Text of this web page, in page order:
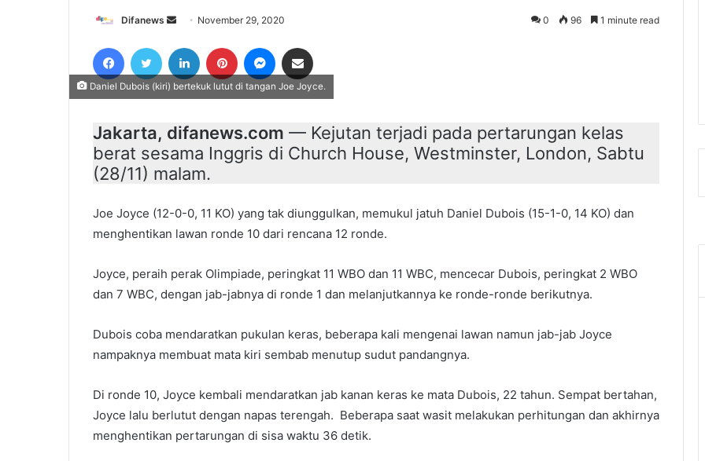
Difanews
Send
email
November 29, 2020 0 96 1 minute read
FacebookTwitter LinkedIn Pinterest Messenger
Daniel Dubois (kiri) bertekuk lutut di tangan Joe Joyce.
Jakarta, difanews.com — Kejutan terjadi pada pertarungan kelas
berat sesama Inggris di Church House, Westminster, London, Sabtu
(28/11) malam.
Joe Joyce (12-0-0, 11 KO) yang tak diunggulkan, memukul jatuh Daniel Dubois (15-1-0, 14 KO) dan
menghentikan lawan ronde 10 dari rencana 12 ronde.
Joyce, peraih perak Olimpiade, peringkat 11 WBO dan 11 WBC, mencecar Dubois, peringkat 2 WBO
dan 7 WBC, dengan jab-jabnya di ronde 1 dan melanjutkannya ke ronde-ronde berikutnya.
Dubois coba mendaratkan pukulan keras, beberapa kali mengenai lawan namun jab-jab Joyce
nampaknya membuat mata kiri sembab menutup sudut pandangnya.
Di ronde 10, Joyce kembali mendaratkan jab kanan keras ke mata Dubois, 22 tahun. Sempat bertahan,
Joyce lalu berlutut dengan napas terengah. Beberapa saat wasit melakukan perhitungan dan akhirnya
menghentikan pertarungan di sisa waktu 36 detik.